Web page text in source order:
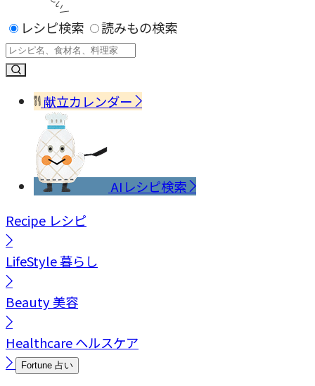
レシピ検索 読みもの検索
献立カレンダー
AIレシピ検索
Recipe レシピ
LifeStyle暮らし
Beauty美容
Healthcareヘルスケア
Fortune 占い